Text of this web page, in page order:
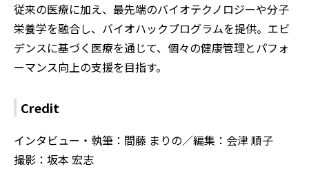
従来の医療に加え、最先端のバイオテクノロジーや分子
栄養学を融合し、バイオハックプログラムを提供。エビ
デンスに基づく医療を通じて、個々の健康管理とパフォ
ーマンス向上の支援を目指す。
Credit
インタビュー・執筆：間藤 まりの／編集：会津 順子
撮影：坂本 宏志